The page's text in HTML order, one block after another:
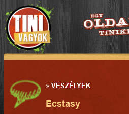
»VESZÉLYEK
Ecstasy